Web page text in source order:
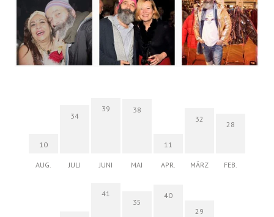
10
AUG.
34
JULI
39
JUNI
38
MAI
11
APR.
32
MÄRZ
28
FEB.
41
35
40
29